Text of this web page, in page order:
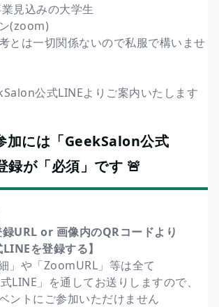
見込みの大学生
(zoom)
とは一切関係ないので私服で構いませ
公式LINEよりご案内いたします
加には「GeekSalon公式
録が「必須」です 🚨
録URL or 画像内のQRコードより
を登録する】
」や「ZoomURL」等は全て
LINE」を通してお送りしますので、
ントにご参加いただけません